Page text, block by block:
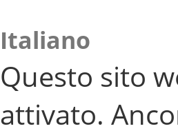
Italiano
Questo sito
attivato.